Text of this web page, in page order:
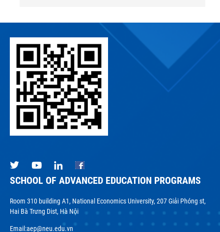
SCHOOL OF ADVANCED EDUCATION PROGRAMS
Room 310 building A1, National Economics University, 207 Giải Phóng st,
Hai Bà Trưng Dist, Hà Nội
Email:aep@neu.edu.vn